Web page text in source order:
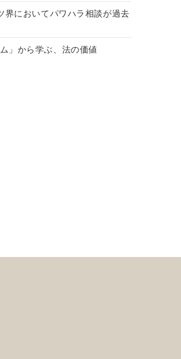
においてパワハラ相談が過去
」から学ぶ、法の価値